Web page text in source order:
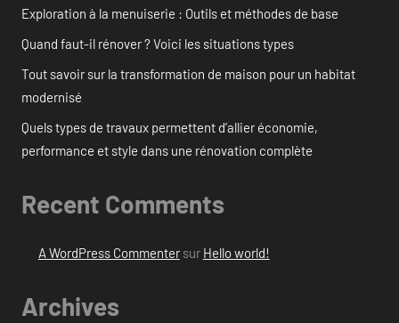
Exploration à la menuiserie : Outils et méthodes de base
Quand faut-il rénover ? Voici les situations types
Tout savoir sur la transformation de maison pour un habitat
modernisé
Quels types de travaux permettent d’allier économie,
performance et style dans une rénovation complète
Recent Comments
A WordPress Commentersur Hello world!
Archives